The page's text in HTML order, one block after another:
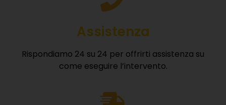
Assistenza
Rispondiamo 24 su 24 per offrirti assistenza su
come eseguire l’intervento.